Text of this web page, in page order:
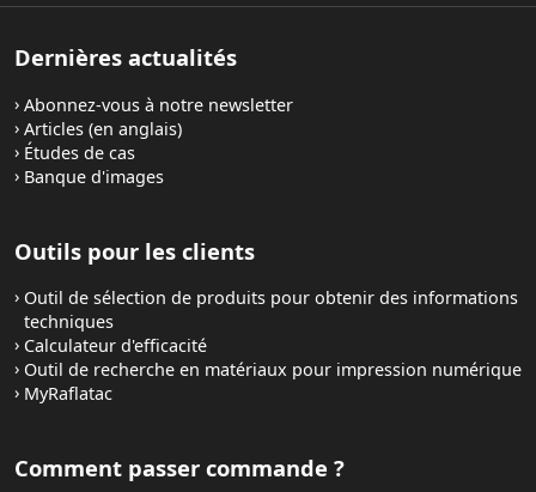
Dernières actualités
Abonnez-vous à notre newsletter
Articles (en anglais)
Études de cas
Banque d'images
Outils pour les clients
Outil de sélection de produits pour obtenir des informations
techniques
Calculateur d'efficacité
Outil de recherche en matériaux pour impression numérique
MyRaflatac
Comment passer commande ?